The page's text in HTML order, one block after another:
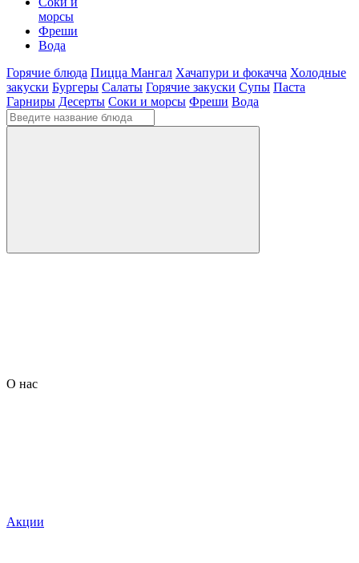
морсы
Фреши
Вода
Горячие блюда Пицца Мангал Хачапури и фокачча Холодные
закуски Бургеры Салаты Горячие закуски Супы Паста
Гарниры Десерты Соки и морсы Фреши Вода
О нас
Акции